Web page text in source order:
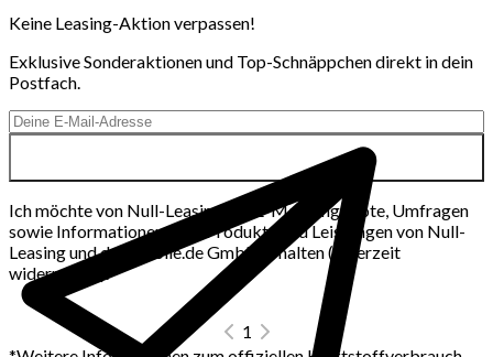
Keine Leasing-Aktion verpassen!
Exklusive Sonderaktionen und Top-Schnäppchen direkt in dein
Postfach.
Ich möchte von Null-Leasing per E-Mail Angebote, Umfragen
sowie Informationen über Produkte und Leistungen von Null-
Leasing und der mobile.de GmbH erhalten (jederzeit
widerrufbar).
1